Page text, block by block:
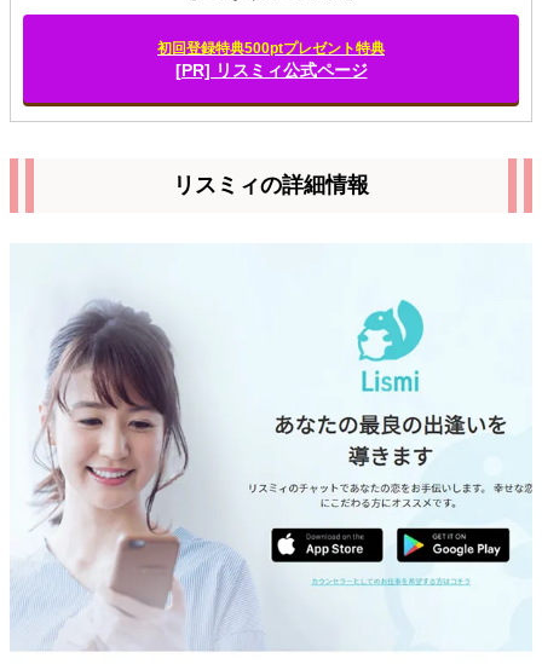
初回登録特典500ptプレゼント特典
[PR] リスミィ公式ページ
リスミィの詳細情報